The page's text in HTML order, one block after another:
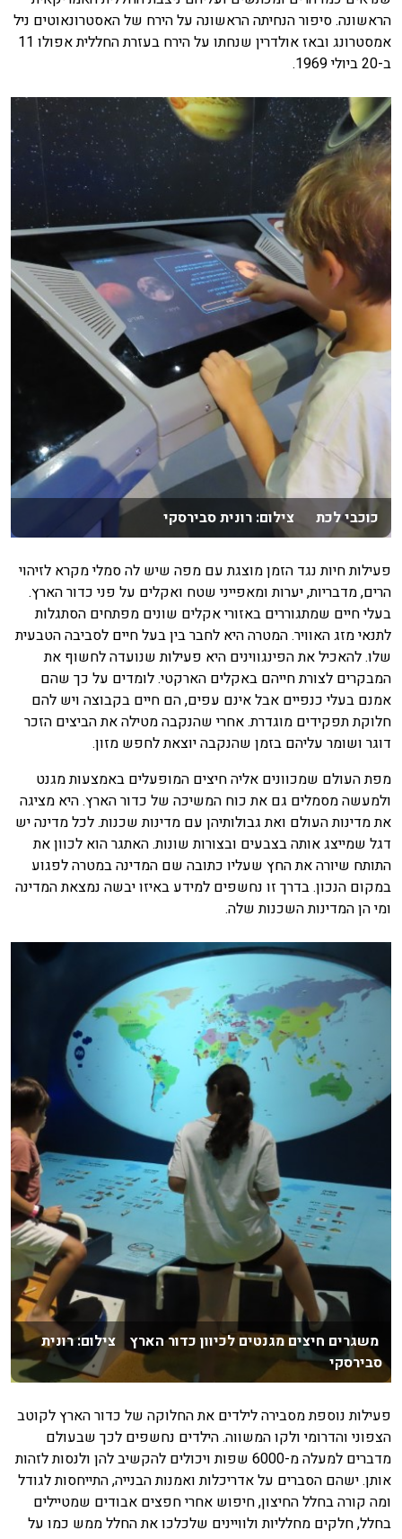
הראשונה. סיפור הנחיתה הראשונה על הירח של האסטרונאוטים ניל
אמסטרונג ובאז אולדרין שנחתו על הירח בעזרת החללית אפולו 11
ב-20 ביולי 1969.
כוכבי לכת צילום: רונית סבירסקי
פעילות חיות נגד הזמן מוצגת עם מפה שיש לה סמלי מקרא לזיהוי
הרים, מדבריות, יערות ומאפייני שטח ואקלים על פני כדור הארץ.
בעלי חיים שמתגוררים באזורי אקלים שונים מפתחים הסתגלות
לתנאי מזג האוויר. המטרה היא לחבר בין בעל חיים לסביבה הטבעית
שלו. להאכיל את הפינגווינים היא פעילות שנועדה לחשוף את
המבקרים לצורת חייהם באקלים הארקטי. לומדים על כך שהם
אמנם בעלי כנפיים אבל אינם עפים, הם חיים בקבוצה ויש להם
חלוקת תפקידים מוגדרת. אחרי שהנקבה מטילה את הביצים הזכר
דוגר ושומר עליהם בזמן שהנקבה יוצאת לחפש מזון.
מפת העולם שמכוונים אליה חיצים המופעלים באמצעות מגנט
ולמעשה מסמלים גם את כוח המשיכה של כדור הארץ. היא מציגה
את מדינות העולם ואת גבולותיהן עם מדינות שכנות. לכל מדינה יש
דגל שמייצג אותה בצבעים ובצורות שונות. האתגר הוא לכוון את
התותח שיורה את החץ שעליו כתובה שם המדינה במטרה לפגוע
במקום הנכון. בדרך זו נחשפים למידע באיזו יבשה נמצאת המדינה
ומי הן המדינות השכנות שלה.
משגרים חיצים מגנטים לכיוון כדור הארץ צילום: רונית
סבירסקי
פעילות נוספת מסבירה לילדים את החלוקה של כדור הארץ לקוטב
הצפוני והדרומי ולקו המשווה. הילדים נחשפים לכך שבעולם
מדברים למעלה מ-6000 שפות ויכולים להקשיב להן ולנסות לזהות
אותן. ישהם הסברים על אדריכלות ואמנות הבנייה, התייחסות לגודל
ומה קורה בחלל החיצון, חיפוש אחרי חפצים אבודים שמטיילים
בחלל, חלקים מחלליות ולוויינים שלכלכו את החלל ממש כמו על